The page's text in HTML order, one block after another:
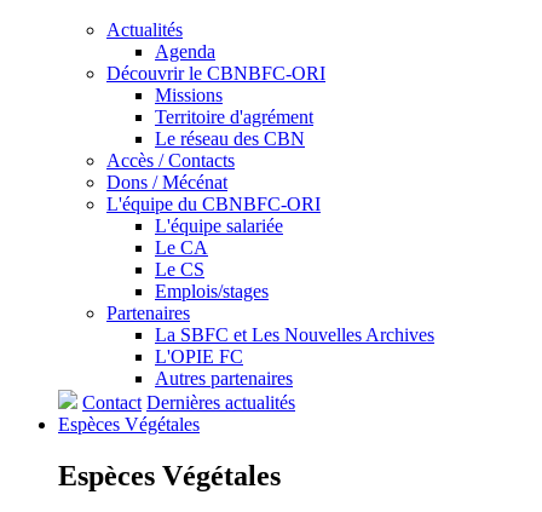
Actualités
Agenda
Découvrir le CBNBFC-ORI
Missions
Territoire d'agrément
Le réseau des CBN
Accès / Contacts
Dons / Mécénat
L'équipe du CBNBFC-ORI
L'équipe salariée
Le CA
Le CS
Emplois/stages
Partenaires
La SBFC et Les Nouvelles Archives
L'OPIE FC
Autres partenaires
Contact Dernières actualités
Espèces Végétales
Espèces Végétales